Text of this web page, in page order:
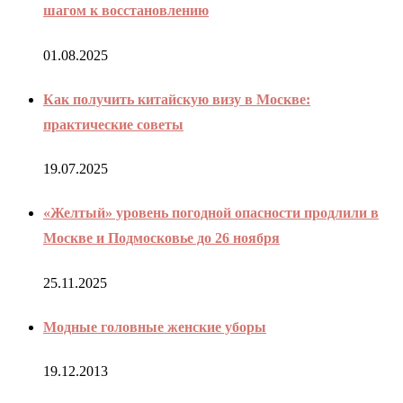
шагом к восстановлению
01.08.2025
Как получить китайскую визу в Москве:
практические советы
19.07.2025
«Желтый» уровень погодной опасности продлили в
Москве и Подмосковье до 26 ноября
25.11.2025
Модные головные женские уборы
19.12.2013